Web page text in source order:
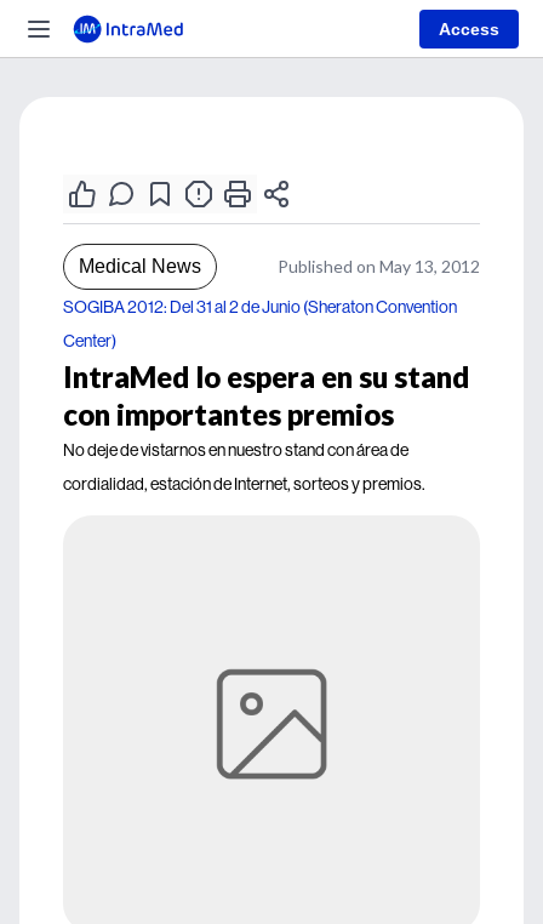
Access
Medical News Published on May 13, 2012
SOGIBA 2012: Del 31 al 2 de Junio (Sheraton Convention
Center)
IntraMed lo espera en su stand
con importantes premios
No deje de vistarnos en nuestro stand con área de
cordialidad, estación de Internet, sorteos y premios.